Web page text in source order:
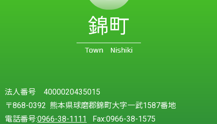
法人番号 4000020435015
〒868-0392 熊本県球磨郡錦町大字一武1587番地
電話番号:0966-38-1111 Fax:0966-38-1575